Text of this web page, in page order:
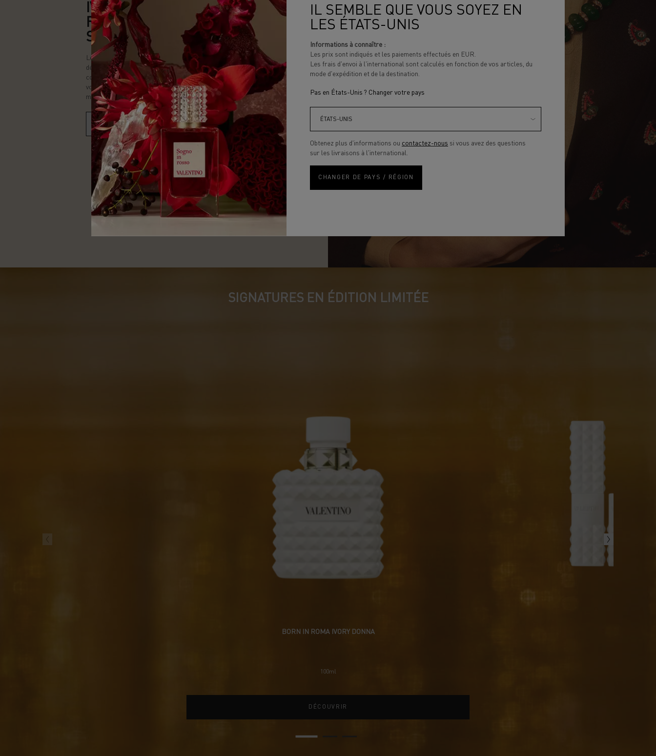
IVORY, UNE ÉDITION
RÉINVENTÉE POUR LES
SENS
Les lumières scintillent. Une palette de couleur se
déploie. L’ivoire donne le ton. Cette année, la
collection limitée mêle extravagance et émotion, et
vous invite à un univers tout en sensorialité et en
moments partagés.
DÉCOUVRIR
SIGNATURES EN ÉDITION LIMITÉE
BORN IN ROMA IVORY DONNA
100ml
DÉCOUVRIR
IL SEMBLE QUE VOUS SOYEZ EN
LES ÉTATS-UNIS
Informations à connaître :
Les prix sont indiqués et les paiements effectués en EUR.
Les frais d'envoi à l'international sont calculés en fonction de vos articles, du
mode d'expédition et de la destination.
Pas en États-Unis ? Changer votre pays
Obtenez plus d'informations ou contactez-nous si vous avez des questions
sur les livraisons à l'international.
CHANGER DE PAYS / RÉGION